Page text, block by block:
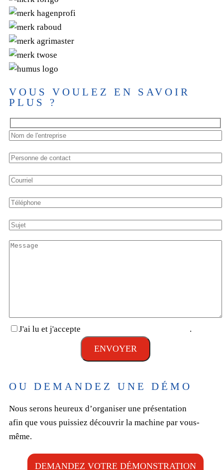
VOUS VOULEZ EN SAVOIR
PLUS ?
J'ai lu et j'accepte .
OU DEMANDEZ UNE DÉMO
Nous serons heureux d’organiser une présentation
afin que vous puissiez découvrir la machine par vous-
même.
DEMANDEZ VOTRE DÉMONSTRATION